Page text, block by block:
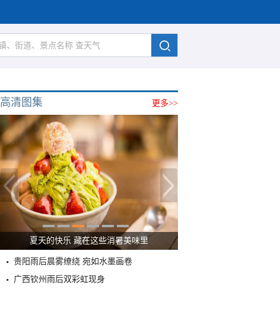
更多>>
高清图集
广西南宁：盛夏里的“绿野仙踪”
贵阳雨后晨雾缭绕 宛如水墨画卷
广西钦州雨后双彩虹现身